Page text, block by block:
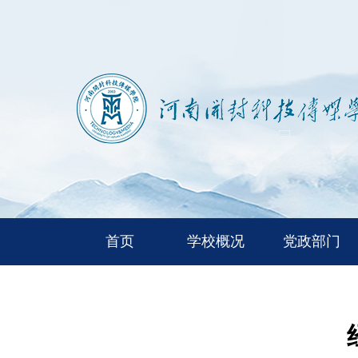
首页 学校概况 党政部门